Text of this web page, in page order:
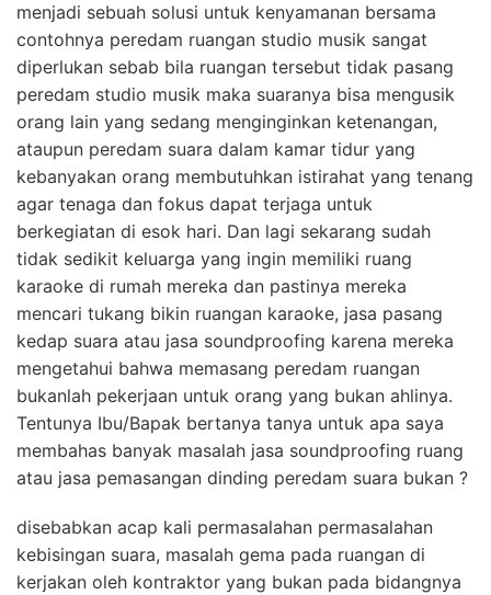
menjadi sebuah solusi untuk kenyamanan bersama
contohnya peredam ruangan studio musik sangat
diperlukan sebab bila ruangan tersebut tidak pasang
peredam studio musik maka suaranya bisa mengusik
orang lain yang sedang menginginkan ketenangan,
ataupun peredam suara dalam kamar tidur yang
kebanyakan orang membutuhkan istirahat yang tenang
agar tenaga dan fokus dapat terjaga untuk
berkegiatan di esok hari. Dan lagi sekarang sudah
tidak sedikit keluarga yang ingin memiliki ruang
karaoke di rumah mereka dan pastinya mereka
mencari tukang bikin ruangan karaoke, jasa pasang
kedap suara atau jasa soundproofing karena mereka
mengetahui bahwa memasang peredam ruangan
bukanlah pekerjaan untuk orang yang bukan ahlinya.
Tentunya Ibu/Bapak bertanya tanya untuk apa saya
membahas banyak masalah jasa soundproofing ruang
atau jasa pemasangan dinding peredam suara bukan ?
disebabkan acap kali permasalahan permasalahan
kebisingan suara, masalah gema pada ruangan di
kerjakan oleh kontraktor yang bukan pada bidangnya